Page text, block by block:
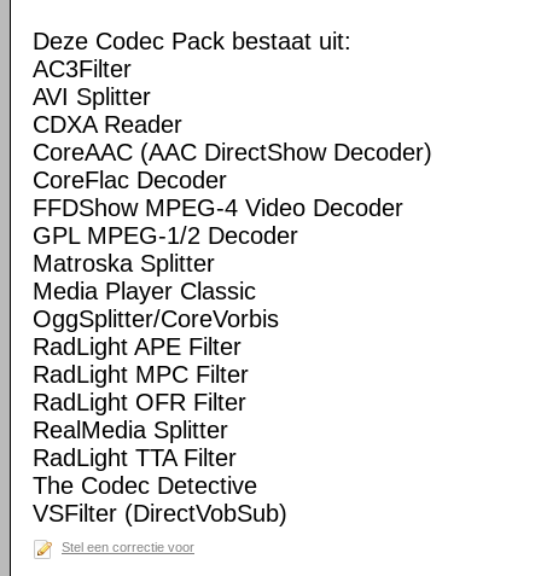
Deze Codec Pack bestaat uit:
AC3Filter
AVI Splitter
CDXA Reader
CoreAAC (AAC DirectShow Decoder)
CoreFlac Decoder
FFDShow MPEG-4 Video Decoder
GPL MPEG-1/2 Decoder
Matroska Splitter
Media Player Classic
OggSplitter/CoreVorbis
RadLight APE Filter
RadLight MPC Filter
RadLight OFR Filter
RealMedia Splitter
RadLight TTA Filter
The Codec Detective
VSFilter (DirectVobSub)
Stel een correctie voor